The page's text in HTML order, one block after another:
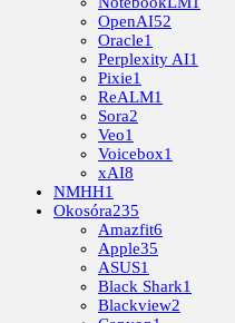
OpenAI52
Oracle1
Perplexity AI1
Pixie1
ReALM1
Sora2
Veo1
Voicebox1
xAI8
NMHH1
Okosóra235
Amazfit6
Apple35
ASUS1
Black Shark1
Blackview2